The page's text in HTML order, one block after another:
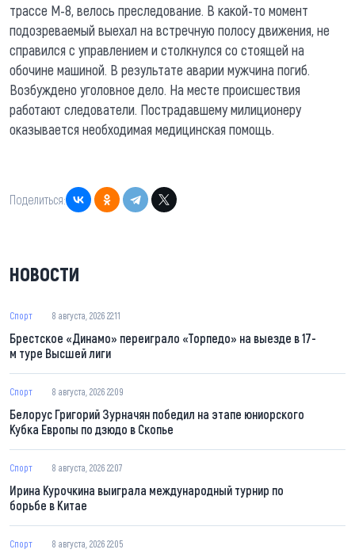
трассе М-8, велось преследование. В какой-то момент
подозреваемый выехал на встречную полосу движения, не
справился с управлением и столкнулся со стоящей на
обочине машиной. В результате аварии мужчина погиб.
Возбуждено уголовное дело. На месте происшествия
работают следователи. Пострадавшему милиционеру
оказывается необходимая медицинская помощь.
Поделиться:
НОВОСТИ
Спорт 8 августа, 2026 22:11
Брестское «Динамо» переиграло «Торпедо» на выезде в 17-
м туре Высшей лиги
Спорт 8 августа, 2026 22:09
Белорус Григорий Зурначян победил на этапе юниорского
Кубка Европы по дзюдо в Скопье
Спорт 8 августа, 2026 22:07
Ирина Курочкина выиграла международный турнир по
борьбе в Китае
Спорт 8 августа, 2026 22:05